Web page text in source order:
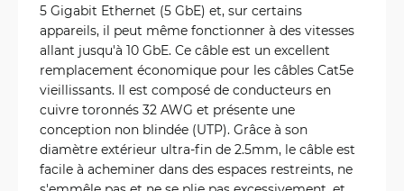
5 Gigabit Ethernet (5 GbE) et, sur certains
appareils, il peut même fonctionner à des vitesses
allant jusqu'à 10 GbE. Ce câble est un excellent
remplacement économique pour les câbles Cat5e
vieillissants. Il est composé de conducteurs en
cuivre toronnés 32 AWG et présente une
conception non blindée (UTP). Grâce à son
diamètre extérieur ultra-fin de 2.5mm, le câble est
facile à acheminer dans des espaces restreints, ne